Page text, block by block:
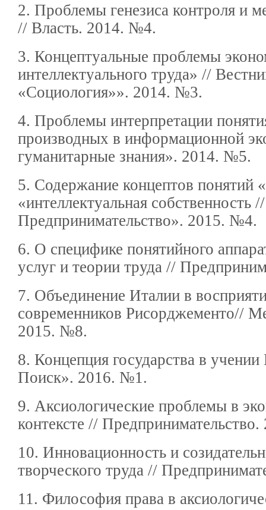
2. Проблемы генезиса контроля и
// Власть. 2014. №4.
3. Концептуальные проблемы
интеллектуального труда» //
«Социология»». 2014. №3.
4. Проблемы интерпретации
производных в информационной
гуманитарные знания». 2014. №5.
5. Содержание концептов понятий
«интеллектуальная собственность //
Предпринимательство». 2015. №4.
6. О специфике понятийного
услуг и теории труда //
7. Объединение Италии в
современников Рисорджементо//
2015. №8.
8. Концепция государства в
Поиск». 2016. №1.
9. Аксиологические проблемы в
контексте //
10. Инновационность и
творческого труда //
11. Философия права в